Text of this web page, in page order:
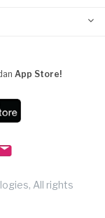
App Store!
All rights